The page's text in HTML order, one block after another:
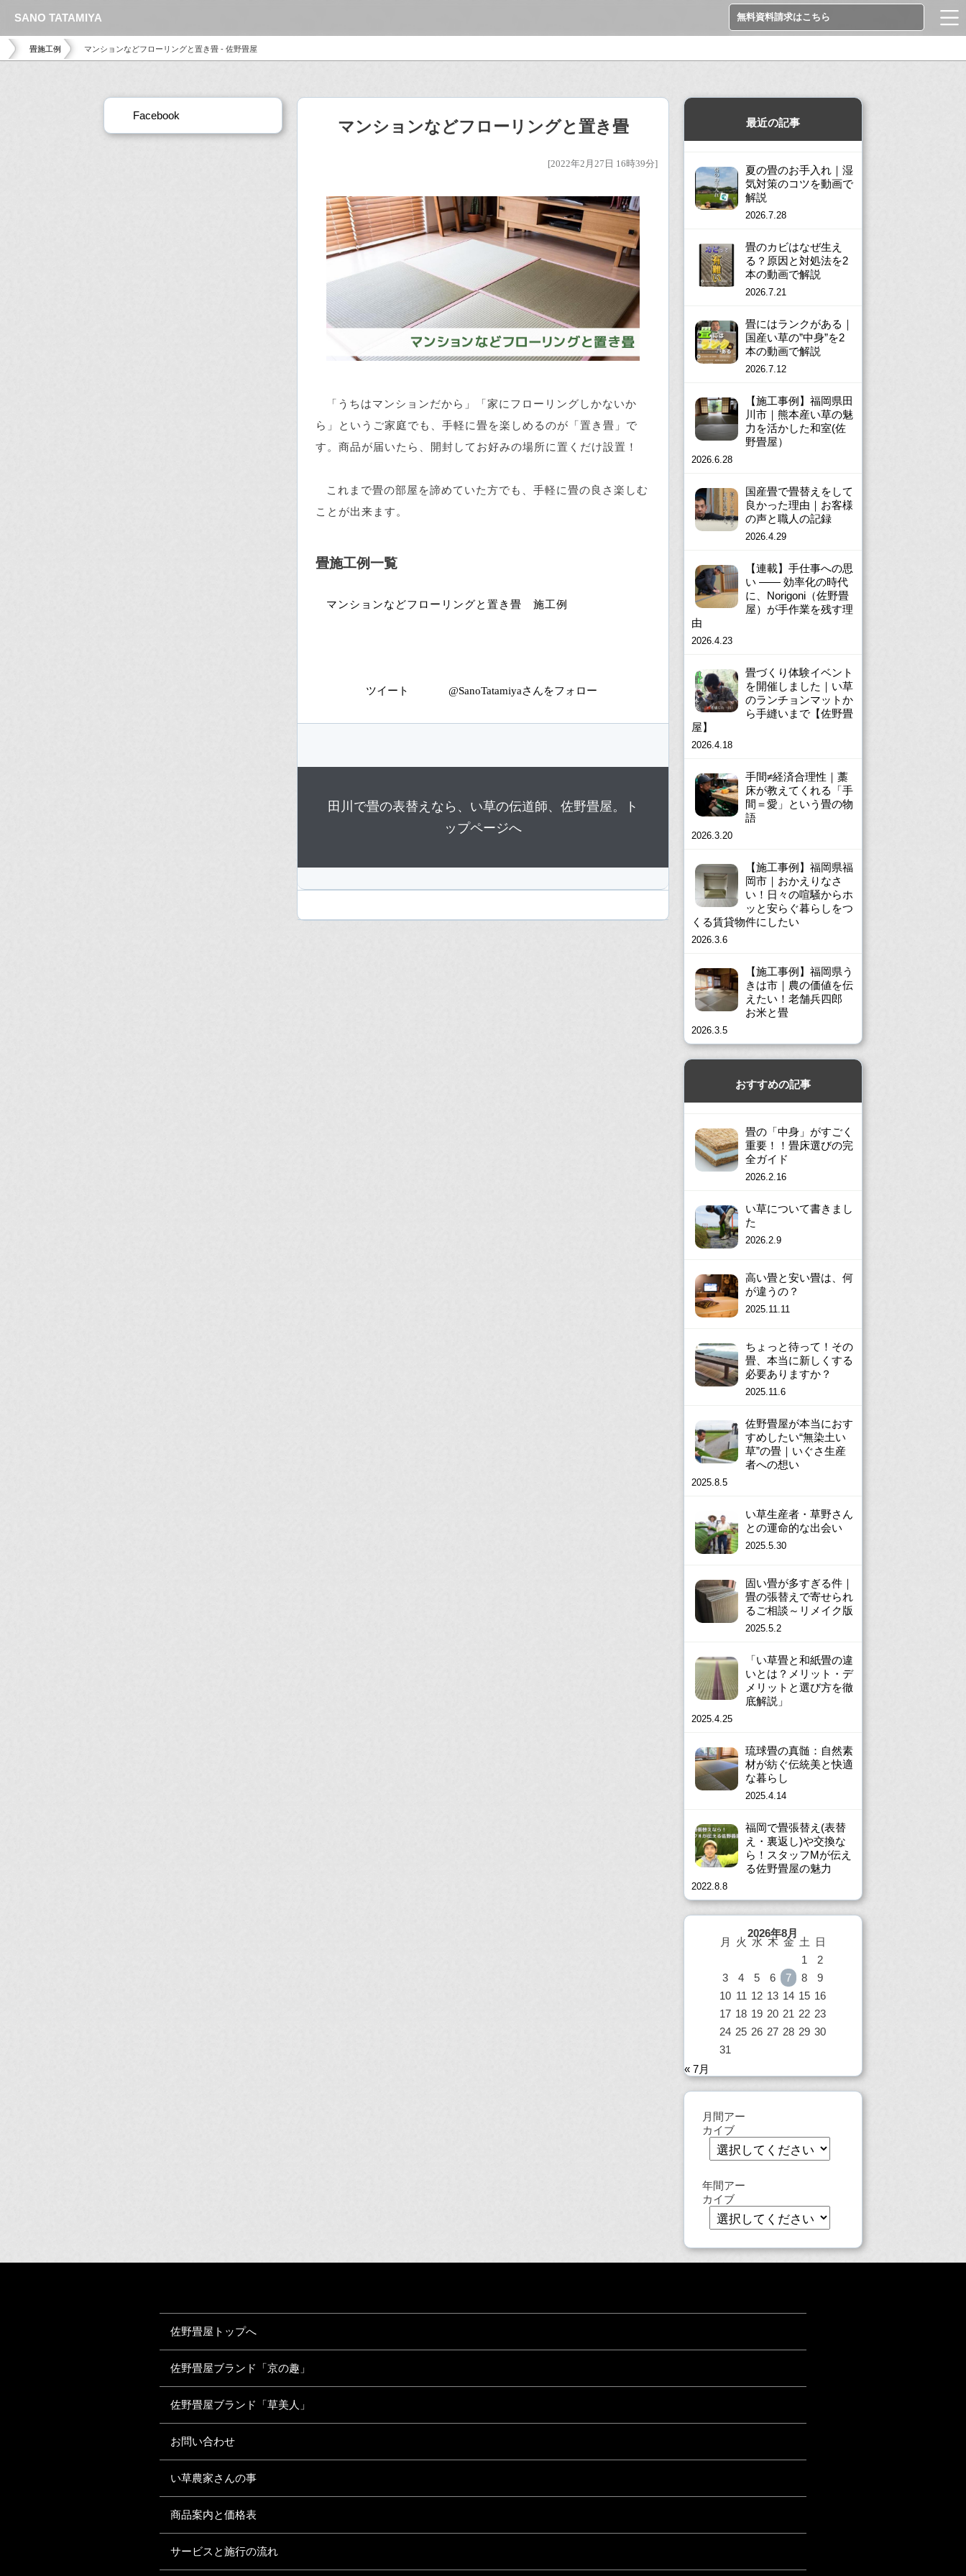
畳施工例 マンションなどフローリングと置き畳 - 佐野畳屋
マンションなどフローリングと置き畳
[2022年2月27日 16時39分]
「うちはマンションだから」「家にフローリングしかないか
ら」というご家庭でも、手軽に畳を楽しめるのが「置き畳」で
す。商品が届いたら、開封してお好みの場所に置くだけ設置！
これまで畳の部屋を諦めていた方でも、手軽に畳の良さ楽しむ
ことが出来ます。
畳施工例一覧
マンションなどフローリングと置き畳 施工例
ツイート @SanoTatamiyaさんをフォロー
田川で畳の表替えなら 、い草の伝道師、佐野畳屋。ト
ップページへ
Facebook
最近の記事
夏の畳のお手入れ｜湿
気対策のコツを動画で
解説
2026.7.28
畳のカビはなぜ生え
る？原因と対処法を2
本の動画で解説
2026.7.21
畳にはランクがある｜
国産い草の”中身”を2
本の動画で解説
2026.7.12
【施工事例】福岡県田
川市｜熊本産い草の魅
力を活かした和室(佐
野畳屋）
2026.6.28
国産畳で畳替えをして
良かった理由｜お客様
の声と職人の記録
2026.4.29
【連載】手仕事への思
い ―― 効率化の時代
に、Norigoni（佐野畳
屋）が手作業を残す理
由
2026.4.23
畳づくり体験イベント
を開催しました｜い草
のランチョンマットか
ら手縫いまで【佐野畳
屋】
2026.4.18
手間≠経済合理性｜藁
床が教えてくれる「手
間＝愛」という畳の物
語
2026.3.20
【施工事例】福岡県福
岡市｜おかえりなさ
い！日々の喧騒からホ
ッと安らぐ暮らしをつ
くる賃貸物件にしたい
2026.3.6
【施工事例】福岡県う
きは市｜農の価値を伝
えたい！老舗兵四郎
お米と畳
2026.3.5
おすすめの記事
畳の「中身」がすごく
重要！！畳床選びの完
全ガイド
2026.2.16
い草について書きまし
た
2026.2.9
高い畳と安い畳は、何
が違うの？
2025.11.11
ちょっと待って！その
畳、本当に新しくする
必要ありますか？
2025.11.6
佐野畳屋が本当におす
すめしたい“無染土い
草”の畳｜いぐさ生産
者への想い
2025.8.5
い草生産者・草野さん
との運命的な出会い
2025.5.30
固い畳が多すぎる件｜
畳の張替えで寄せられ
るご相談～リメイク版
2025.5.2
「い草畳と和紙畳の違
いとは？メリット・デ
メリットと選び方を徹
底解説」
2025.4.25
琉球畳の真髄：自然素
材が紡ぐ伝統美と快適
な暮らし
2025.4.14
福岡で畳張替え(表替
え・裏返し)や交換な
ら！スタッフMが伝え
る佐野畳屋の魅力
2022.8.8
2026年8月
月 火 水 木 金 土
日
1
2
3
4 5 6 7 8
9
10 11 12 13 14 15 16
17 18 19 20 21 22 23
24 25 26 27 28 29 30
31
« 7月
月間アー
カイブ
年間アー
カイブ
佐野畳屋トップへ
佐野畳屋ブランド「京の趣」
佐野畳屋ブランド「草美人」
お問い合わせ
い草農家さんの事
商品案内と価格表
サービスと施行の流れ
SANO TATAMIYA 無料資料請求はこちら